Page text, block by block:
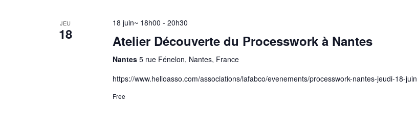
JEU
18
18 juin~ 18h00 - 20h30
Atelier Découverte du Processwork à Nantes
Nantes 5 rue Fénelon, Nantes, France
https://www.helloasso.com/associations/lafabco/evenements/processwork-nantes-jeudi-18-juin
Free